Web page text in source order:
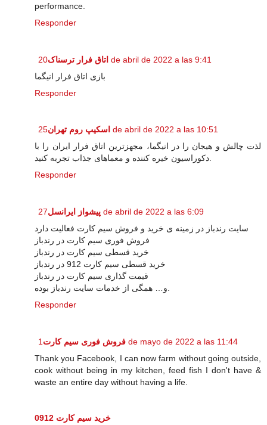
performance.
Responder
اتاق فرار ترسناک 20 de abril de 2022 a las 9:41
بازی اتاق فرار انیگما
Responder
اسکیپ روم تهران 25 de abril de 2022 a las 10:51
لذت چالش و هیجان را در انیگما، مجهزترین اتاق فرار ایران را با
دکوراسیون خیره کننده و معماهای جذاب تجربه کنید.
Responder
پیشواز ایرانسل 27 de abril de 2022 a las 6:09
سایت رندباز در زمینه ی خرید و فروش سیم کارت فعالیت دارد
فروش فوری سیم کارت در رندباز
خرید قسطی سیم کارت در رندباز
خرید قسطی سیم کارت 912 در رندباز
قیمت گذاری سیم کارت در رندباز
و… همگی از خدمات سایت رندباز بوده.
Responder
فروش فوری سیم کارت 1 de mayo de 2022 a las 11:44
Thank you Facebook, I can now farm without going outside,
cook without being in my kitchen, feed fish I don't have &
waste an entire day without having a life.
خرید سیم کارت 0912